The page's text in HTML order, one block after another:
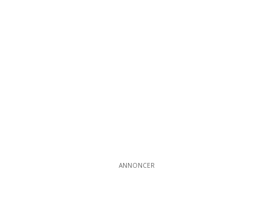
ANNONCER